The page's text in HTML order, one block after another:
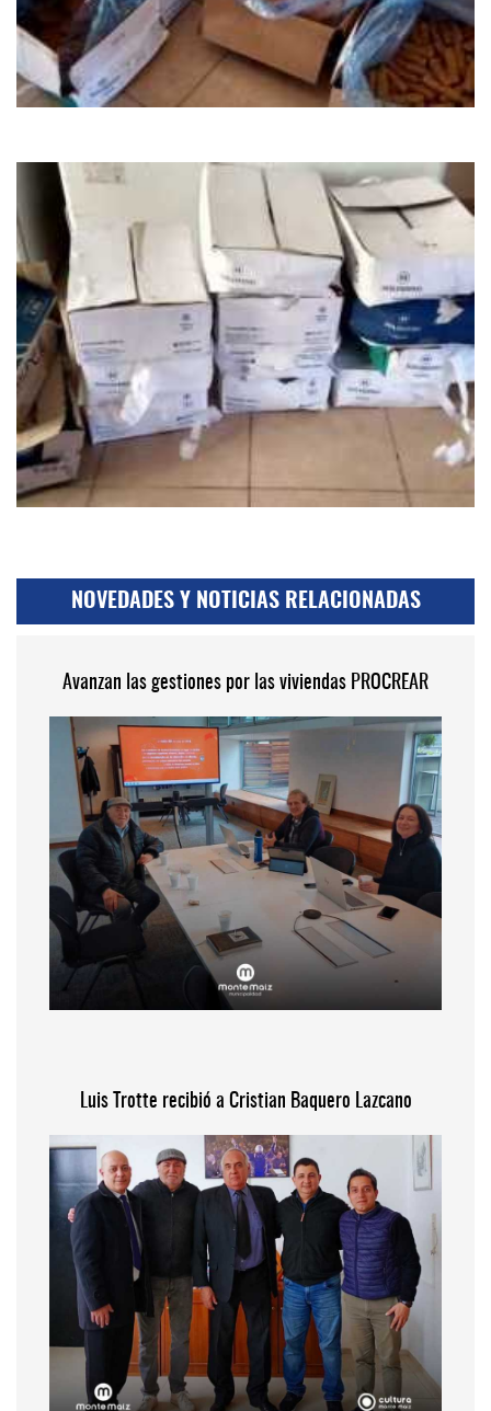
NOVEDADES Y NOTICIAS RELACIONADAS
Avanzan las gestiones por las viviendas PROCREAR
Luis Trotte recibió a Cristian Baquero Lazcano